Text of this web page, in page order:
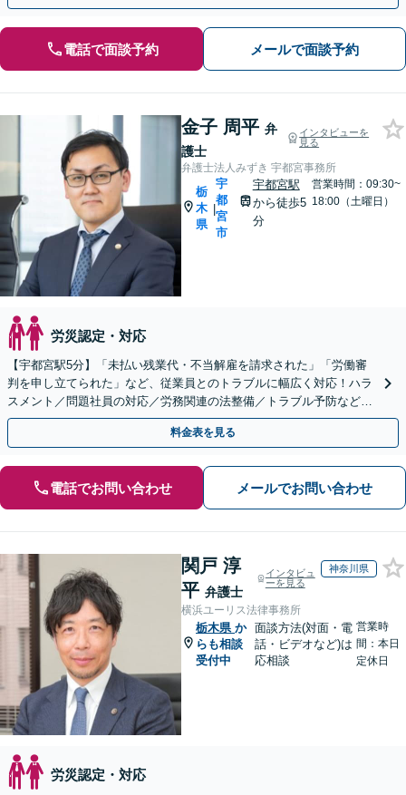
電話で面談予約 メールで面談予約
金子 周平 弁
護士
インタビューを
見る
弁護士法人みずき 宇都宮事務所
栃
木
県
|
宇
都
宮
市
宇都宮駅
から徒歩5
分
営業時間：09:30~
18:00（土曜日）
労災認定・対応
【宇都宮駅5分】「未払い残業代・不当解雇を請求された」「労働審
判を申し立てられた」など、従業員とのトラブルに幅広く対応！ハラ
スメント／問題社員の対応／労務関連の法整備／トラブル予防など
【トラブル予防のための顧問弁護士】【休日・夜間面談可】
料金表を見る
電話でお問い合わせ メールでお問い合わせ
関戸 淳
平 弁護士
インタビュ
ーを見る
神奈川県
横浜ユーリス法律事務所
栃木県 か
らも相談
受付中
面談方法(対面・電
話・ビデオなど)は
応相談
営業時
間：本日
定休日
労災認定・対応